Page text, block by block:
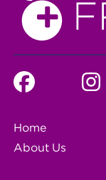
SOCIAL
MEDA
LINKS
FOOTER
Home
About Us